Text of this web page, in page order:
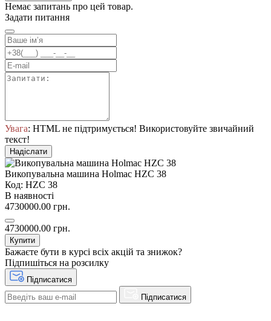
Немає запитань про цей товар.
Задати питання
Увага: HTML не підтримується! Використовуйте звичайний
текст!
Надіслати
Викопувальна машина Holmac HZC 38
Код: HZC 38
В наявності
4730000.00 грн.
4730000.00 грн.
Купити
Бажаєте бути в курсі всіх акцій та знижок?
Підпишіться на розсилку
Підписатися
Підписатися